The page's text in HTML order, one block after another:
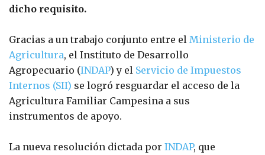
dicho requisito.
Gracias a un trabajo conjunto entre el Ministerio de
Agricultura, el Instituto de Desarrollo
Agropecuario (INDAP) y el Servicio de Impuestos
Internos (SII) se logró resguardar el acceso de la
Agricultura Familiar Campesina a sus
instrumentos de apoyo.
La nueva resolución dictada por INDAP, que